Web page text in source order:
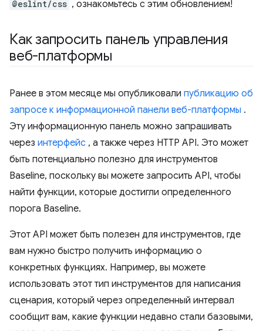
@eslint/css , ознакомьтесь с этим обновлением!
Как запросить панель управления
веб-платформы
Ранее в этом месяце мы опубликовали публикацию об
запросе к информационной панели веб-платформы .
Эту информационную панель можно запрашивать
через интерфейс , а также через HTTP API. Это может
быть потенциально полезно для инструментов
Baseline, поскольку вы можете запросить API, чтобы
найти функции, которые достигли определенного
порога Baseline.
Этот API может быть полезен для инструментов, где
вам нужно быстро получить информацию о
конкретных функциях. Например, вы можете
использовать этот тип инструментов для написания
сценария, который через определенный интервал
сообщит вам, какие функции недавно стали базовыми,